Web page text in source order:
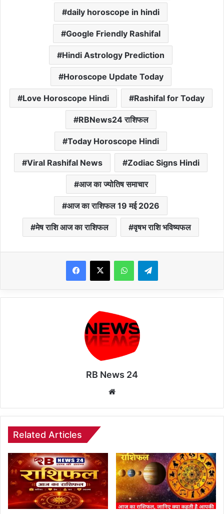
daily horoscope in hindi
Google Friendly Rashifal
Hindi Astrology Prediction
Horoscope Update Today
Love Horoscope Hindi Rashifal for Today
RBNews24 राशिफल
Today Horoscope Hindi
Viral Rashifal News Zodiac Signs Hindi
आज का ज्योतिष समाचार
आज का राशिफल 19 मई 2026
मेष राशि आज का राशिफल वृषभ राशि भविष्यफल
WhatsAppTelegram
RB News 24
Related Articles